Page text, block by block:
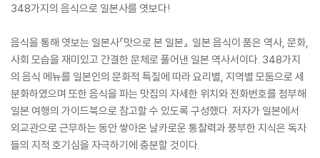
348가지의 음식으로 일본사를 엿보다!
음식을 통해 엿보는 일본사『맛으로 본 일본』. 일본 음식이 품은 역사, 문화,
사회 모습을 재미있고 간결한 문체로 풀어낸 일본 역사서이다. 348가지
의 음식 메뉴를 일본인의 문화적 특질에 따라 요리별, 지역별 모둠으로 세
분화하였으며 또한 음식을 파는 맛집의 자세한 위치와 전화번호를 첨부해
일본 여행의 가이드북으로 참고할 수 있도록 구성했다. 저자가 일본에서
외교관으로 근무하는 동안 쌓아온 날카로운 통찰력과 풍부한 지식은 독자
들의 지적 호기심을 자극하기에 충분할 것이다.